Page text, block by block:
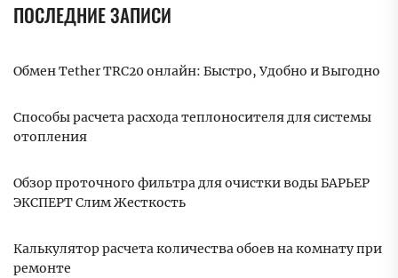
ПОСЛЕДНИЕ ЗАПИСИ
Обмен Tether TRC20 онлайн: Быстро, Удобно и Выгодно
Способы расчета расхода теплоносителя для системы
отопления
Обзор проточного фильтра для очистки воды БАРЬЕР
ЭКСПЕРТ Слим Жесткость
Калькулятор расчета количества обоев на комнату при
ремонте